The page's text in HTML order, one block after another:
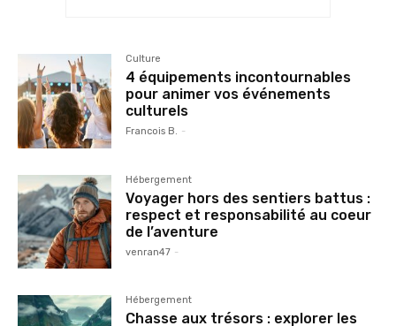
Culture
4 équipements incontournables
pour animer vos événements
culturels
Francois B. -
Hébergement
Voyager hors des sentiers battus :
respect et responsabilité au coeur
de l’aventure
venran47 -
Hébergement
Chasse aux trésors : explorer les